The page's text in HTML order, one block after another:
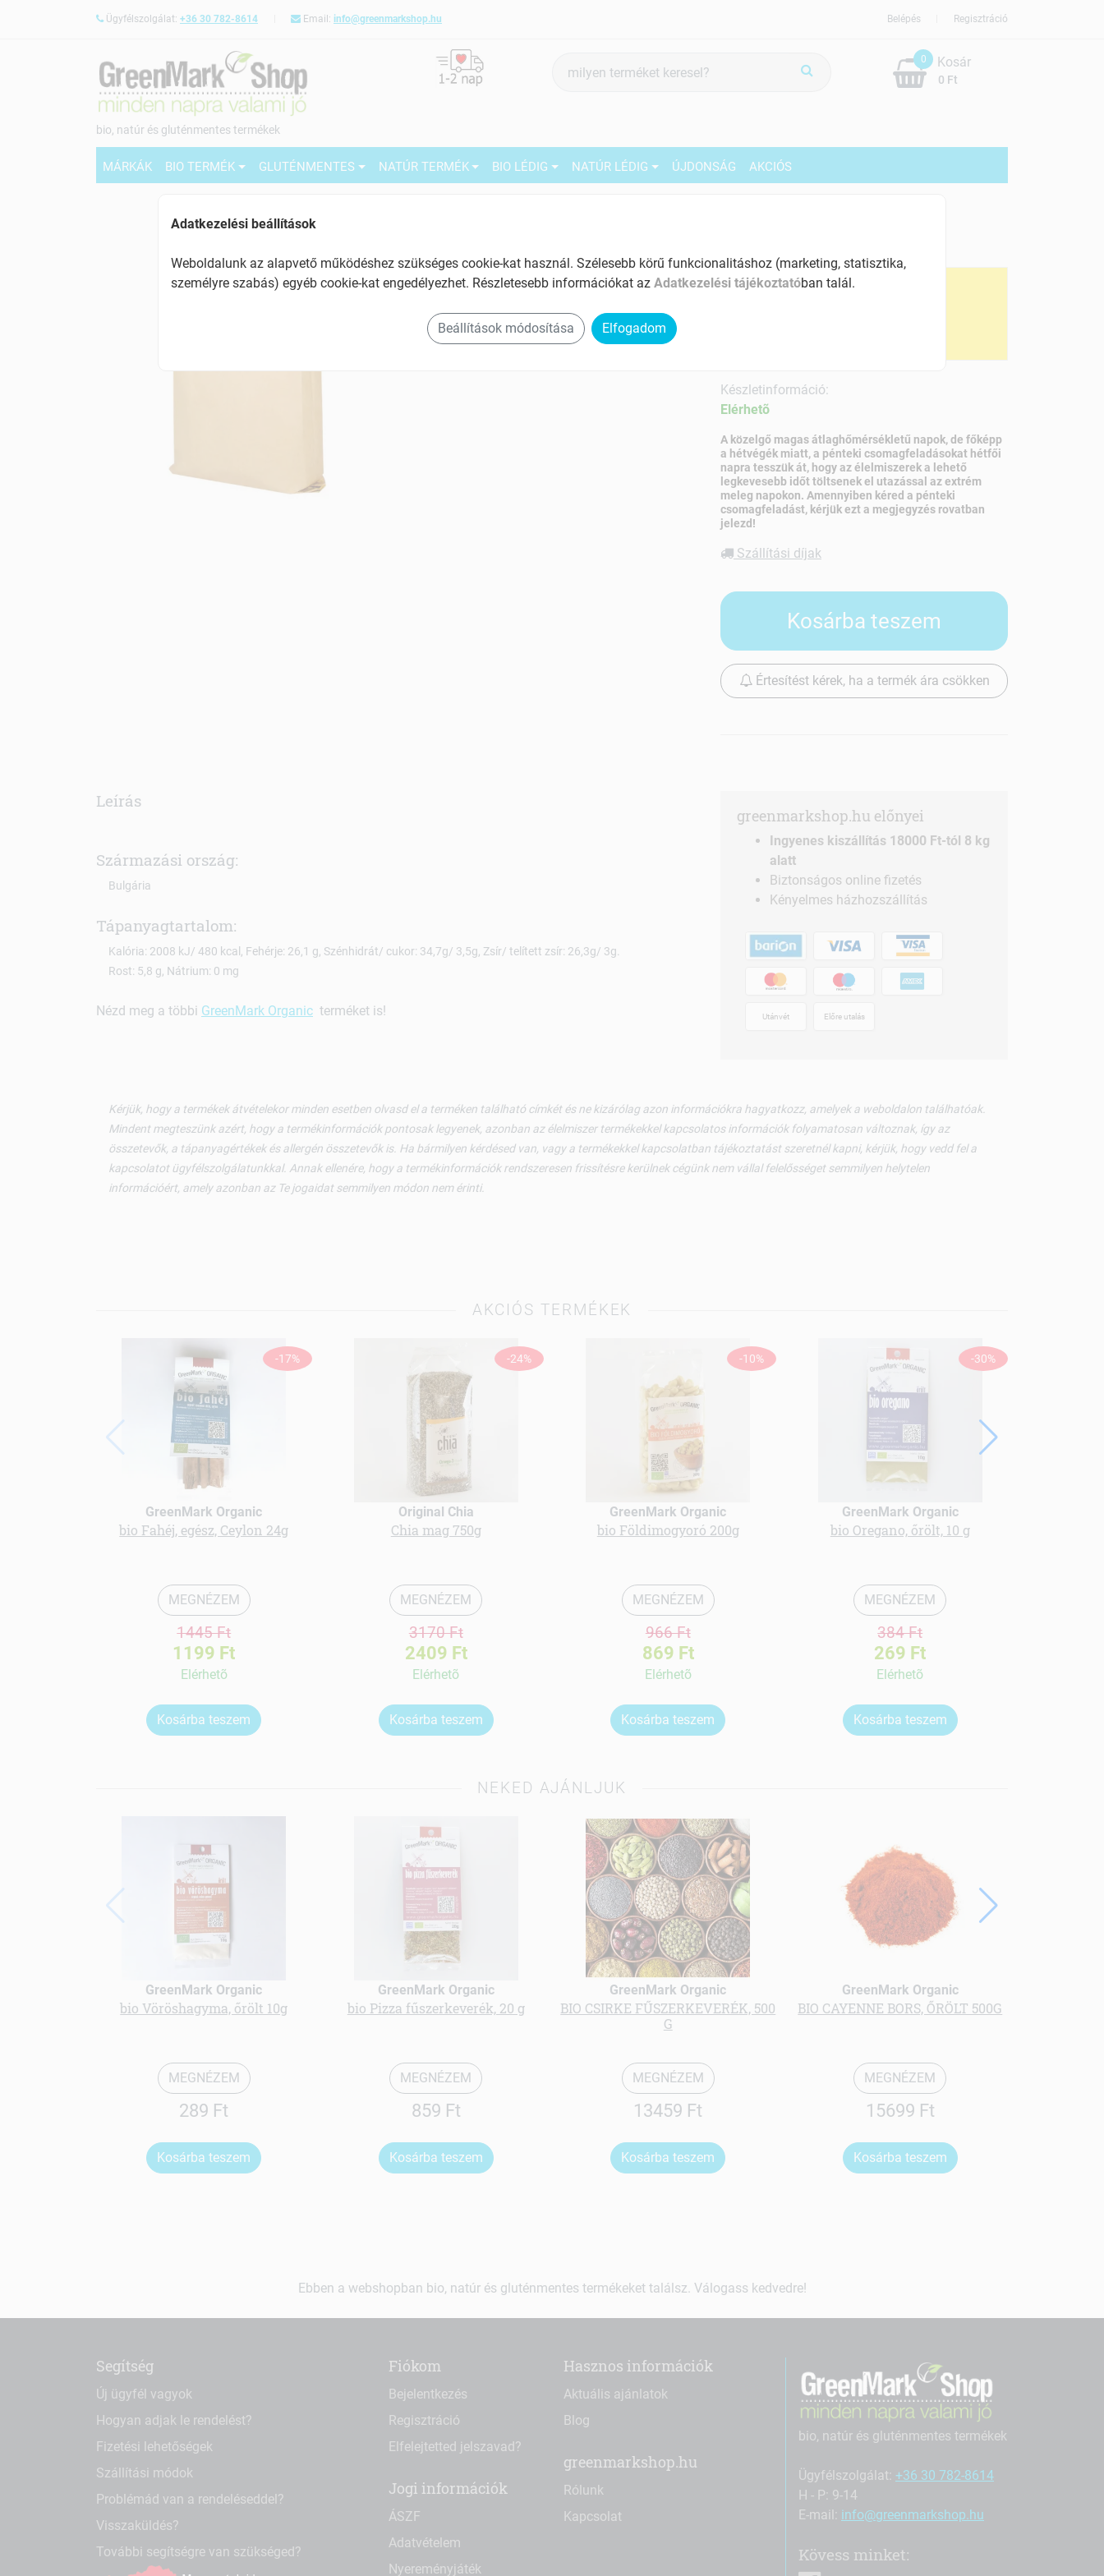
Ügyfélszolgálat: +36 30 782-8614 Email: info@greenmarkshop.hu Regisztráció
Belépés
bio, natúr és gluténmentes termékek
keresés
0
0 Ft
Kosár
MÁRKÁK BIO TERMÉK GLUTÉNMENTES NATÚR TERMÉK BIO LÉDIG NATÚR LÉDIG ÚJDONSÁG AKCIÓS
NAPRAFORGÓMAG HÁNTOLT
25KG
EAN: 2010000101360
27% ÁFÁ-val , [3254 Ft/kg]
Mennyiségi kedvezmények:
Készletinformáció:
Elérhetõ
A közelgő magas átlaghőmérsékletű napok, de főképp
a hétvégék miatt, a pénteki csomagfeladásokat hétfői
napra tesszük át, hogy az élelmiszerek a lehető
legkevesebb időt töltsenek el utazással az extrém
meleg napokon. Amennyiben kéred a pénteki
csomagfeladást, kérjük ezt a megjegyzés rovatban
jelezd!
Szállítási díjak
Kosárba teszem
Értesítést kérek, ha a termék ára csökken
Leírás
Származási ország:
Bulgária
Tápanyagtartalom:
Kalória: 2008 kJ/ 480 kcal, Fehérje: 26,1 g, Szénhidrát/ cukor: 34,7g/ 3,5g, Zsír/ telített zsír: 26,3g/ 3g.
Rost: 5,8 g, Nátrium: 0 mg
Nézd meg a többi GreenMark Organic terméket is!
greenmarkshop.hu előnyei
Ingyenes kiszállítás 18000 Ft-tól 8 kg
alatt
Biztonságos online fizetés
Kényelmes házhozszállítás
Utánvét Előre utalás
Kérjük, hogy a termékek átvételekor minden esetben olvasd el a terméken található címkét és ne kizárólag azon információkra hagyatkozz, amelyek a weboldalon találhatóak.
Mindent megteszünk azért, hogy a termékinformációk pontosak legyenek, azonban az élelmiszer termékekkel kapcsolatos információk folyamatosan változnak, így az
összetevők, a tápanyagértékek és allergén összetevők is. Ha bármilyen kérdésed van, vagy a termékekkel kapcsolatban tájékoztatást szeretnél kapni, kérjük, hogy vedd fel a
kapcsolatot ügyfélszolgálatunkkal. Annak ellenére, hogy a termékinformációk rendszeresen frissítésre kerülnek cégünk nem vállal felelősséget semmilyen helytelen
információért, amely azonban az Te jogaidat semmilyen módon nem érinti.
AKCIÓS TERMÉKEK
-17%
GreenMark Organic
bio Fahéj, egész, Ceylon 24g
MEGNÉZEM
1445 Ft
1199 Ft
Elérhetõ
Kosárba teszem
-24%
Original Chia
Chia mag 750g
MEGNÉZEM
3170 Ft
2409 Ft
Elérhetõ
Kosárba teszem
-10%
GreenMark Organic
bio Földimogyoró 200g
MEGNÉZEM
966 Ft
869 Ft
Elérhetõ
Kosárba teszem
-30%
GreenMark Organic
bio Oregano, őrölt, 10 g
MEGNÉZEM
384 Ft
269 Ft
Elérhetõ
Kosárba teszem
NEKED AJÁNLJUK
GreenMark Organic
bio Vöröshagyma, őrölt 10g
MEGNÉZEM
289 Ft
Kosárba teszem
GreenMark Organic
bio Pizza fűszerkeverék, 20 g
MEGNÉZEM
859 Ft
Kosárba teszem
GreenMark Organic
BIO CSIRKE FŰSZERKEVERÉK, 500
G
MEGNÉZEM
13459 Ft
Kosárba teszem
GreenMark Organic
BIO CAYENNE BORS, ŐRÖLT 500G
MEGNÉZEM
15699 Ft
Kosárba teszem
Ebben a webshopban bio, natúr és gluténmentes termékeket találsz. Válogass kedvedre!
Segítség
Új ügyfél vagyok
Hogyan adjak le rendelést?
Fizetési lehetőségek
Szállítási módok
Problémád van a rendeléseddel?
Visszaküldés?
További segítségre van szükséged?
Fiókom
Bejelentkezés
Regisztráció
Elfelejtetted jelszavad?
Jogi információk
ÁSZF
Adatvételem
Nyereményjáték
Hasznos információk
Aktuális ajánlatok
Blog
greenmarkshop.hu
Rólunk
Kapcsolat
bio, natúr és gluténmentes termékek
Ügyfélszolgálat: +36 30 782-8614
H - P: 9-14
E-mail: info@greenmarkshop.hu
Kövess minket:
Adatkezelési beállítások
Weboldalunk az alapvető működéshez szükséges cookie-kat használ. Szélesebb körű funkcionalitáshoz (marketing, statisztika,
személyre szabás) egyéb cookie-kat engedélyezhet. Részletesebb információkat az Adatkezelési tájékoztatóban talál.
Beállítások módosítása Elfogadom